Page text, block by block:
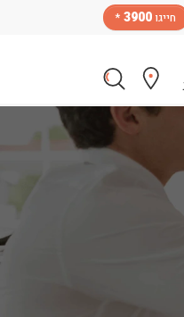
חייגו 3900
*